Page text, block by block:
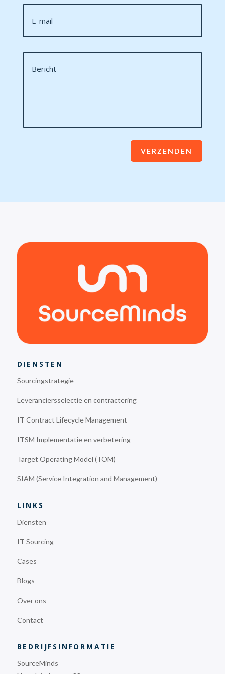
VERZENDEN
DIENSTEN
Sourcingstrategie
Leveranciersselectie en contractering
IT Contract Lifecycle Management
ITSM Implementatie en verbetering
Target Operating Model (TOM)
SIAM (Service Integration and Management)
LINKS
Diensten
IT Sourcing
Cases
Blogs
Over ons
Contact
BEDRIJFSINFORMATIE
SourceMinds